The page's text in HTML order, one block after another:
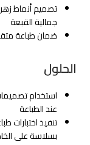
تصميم أنماط
جمالية القبعة
ضمان طباعة
الحلول
استخدام
عند الطباعة
تنفيذ اختبارات
بسلاسة على